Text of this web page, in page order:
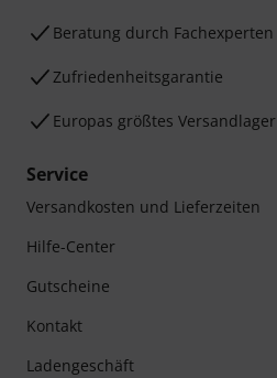
Beratung durch Fachexperten
Zufriedenheitsgarantie
Europas größtes Versandlager
Service
Versandkosten und Lieferzeiten
Hilfe-Center
Gutscheine
Kontakt
Ladengeschäft